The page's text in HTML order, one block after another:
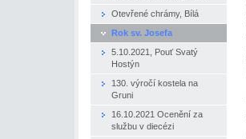
Otevřené chrámy, Bílá
Rok sv. Josefa
5.10.2021, Pouť Svatý
Hostýn
130. výročí kostela na
Gruni
16.10.2021 Ocenění za
službu v diecézi